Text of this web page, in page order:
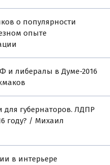
о популярности
опыте
и либералы в Думе-2016
для губернаторов. ЛДПР
году? / Михаил
в интерьере